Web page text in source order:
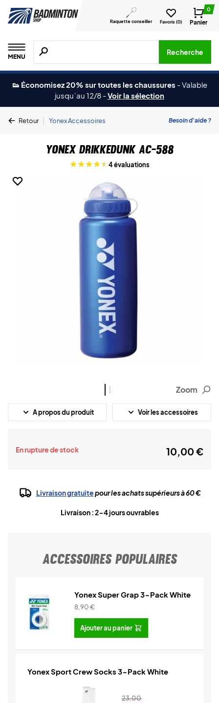
Raquette conseiller Favoris (0)
0
Panier
MENU
Recherche de produits, de marques, etc.
Recherche
👟 Économisez 20% sur toutes les chaussures -Valable
jusqu´au 12/8 -Voir la sélection
Retour | Yonex Accessoires Besoin d'aide ?
Yonex Drikkedunk AC-588
4 évaluations
Zoom
A propos du produit Voir les accessoires
En rupture de stock 10,00 €
Livraison gratuitepour les achats supérieurs à 60 €
Livraison : 2-4 jours ouvrables
ACCESSOIRES POPULAIRES
Yonex Super Grap 3-Pack White
8,90€
Ajouter au panier
Yonex Sport Crew Socks 3-Pack White
23,00